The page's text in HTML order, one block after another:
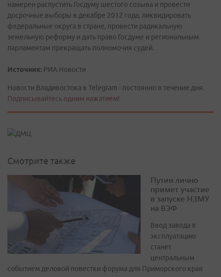
намерен распустить Госдуму шестого созыва и провести
досрочные выборы в декабре 2012 года, ликвидировать
федеральные округа в стране, провести радикальную
земельную реформу и дать право Госдуме и региональным
парламентам прекращать полномочия судей.
Источник: РИА Новости
Новости Владивостока в Telegram - постоянно в течение дня.
Подписывайтесь одним нажатием!
Смотрите также
Путин лично
примет участие
в запуске НЗМУ
на ВЭФ
Ввод завода в
эксплуатацию
станет
центральным
событием деловой повестки форума для Приморского края